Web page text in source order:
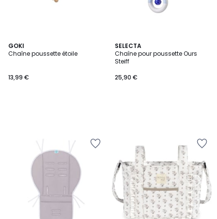
GOKI
Chaîne poussette étoile
13,99 €
SELECTA
Chaîne pour poussette Ours
Steiff
25,90 €